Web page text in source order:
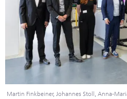
Martin Finkbeiner, Johannes Stoll, Anna-